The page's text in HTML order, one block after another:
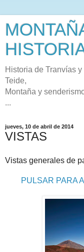
Historia de Tranvías
Teide,
Montaña y
...
jueves, 10 de abril de 2014
VISTAS
Vistas generales de
PULSAR PARA